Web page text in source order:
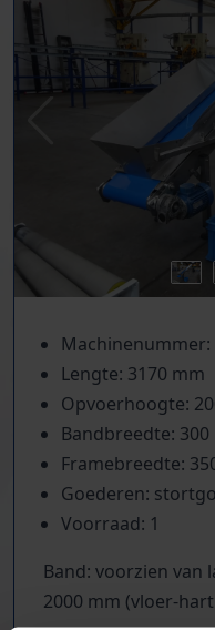
Machinenummer:
Lengte: 3170 mm
Opvoerhoogte:
Bandbreedte: 300
Framebreedte:
Goederen:
Voorraad: 1
Band: voorzien van
2000 mm (vloer-